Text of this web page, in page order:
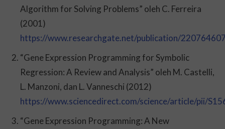
Algorithm for Solving Problems” oleh C. Ferreira
(2001)
https://www.researchgate.net/publication/
“Gene Expression Programming for Symbolic
Regression: A Review and Analysis” oleh M. Castelli,
L. Manzoni, dan L. Vanneschi (2012)
https://www.sciencedirect.com/science/article/pii/
“Gene Expression Programming: A New